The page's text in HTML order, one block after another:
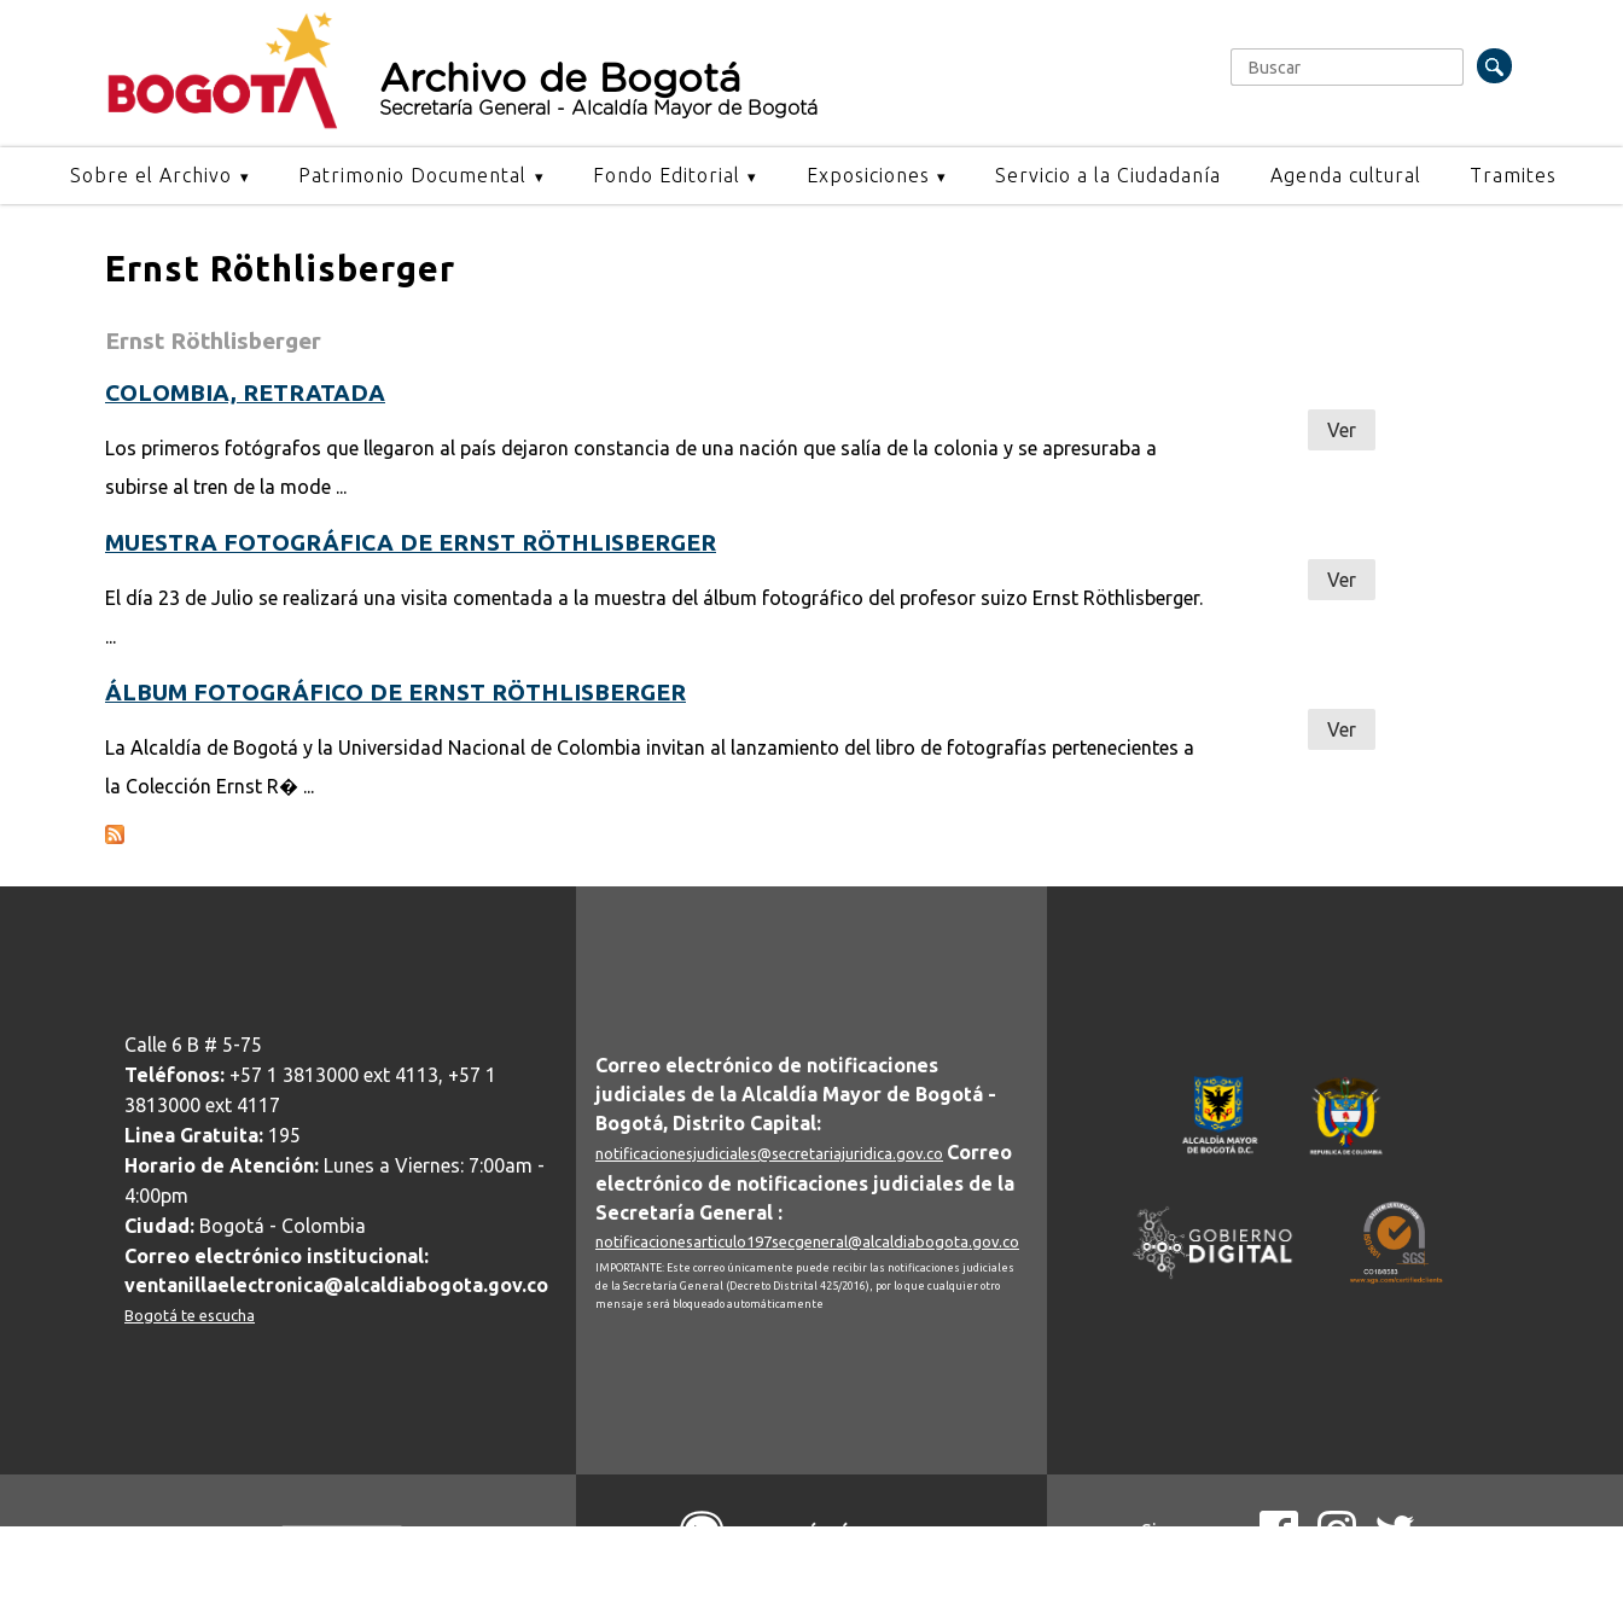
Archivo de Bogotá
Secretaría General - Alcaldía Mayor de Bogotá
Formulario de búsqueda
Buscar
Sobre el Archivo Patrimonio Documental Fondo Editorial Exposiciones Servicio a la Ciudadanía Agenda cultural Tramites
Ernst Röthlisberger
Ernst Röthlisberger
COLOMBIA, RETRATADA
Los primeros fotógrafos que llegaron al país dejaron constancia de una nación que salía de la colonia y se apresuraba a
subirse al tren de la mode ...
Ver
MUESTRA FOTOGRÁFICA DE ERNST RÖTHLISBERGER
El día 23 de Julio se realizará una visita comentada a la muestra del álbum fotográfico del profesor suizo Ernst Röthlisberger.
...
Ver
ÁLBUM FOTOGRÁFICO DE ERNST RÖTHLISBERGER
La Alcaldía de Bogotá y la Universidad Nacional de Colombia invitan al lanzamiento del libro de fotografías pertenecientes a
la Colección Ernst R� ...
Ver
Calle 6 B # 5-75
Teléfonos: +57 1 3813000 ext 4113, +57 1
3813000 ext 4117
Linea Gratuita: 195
Horario de Atención: Lunes a Viernes: 7:00am -
4:00pm
Ciudad: Bogotá - Colombia
Correo electrónico institucional:
ventanillaelectronica@alcaldiabogota.gov.co
Bogotá te escucha
Correo electrónico de notificaciones
judiciales de la Alcaldía Mayor de Bogotá -
Bogotá, Distrito Capital:
notificacionesjudiciales@secretariajuridica.gov.co Correo
electrónico de notificaciones judiciales de la
Secretaría General :
notificacionesarticulo197secgeneral@alcaldiabogota.gov.co
IMPORTANTE: Este correo únicamente puede recibir las notificaciones judiciales
de la Secretaría General (Decreto Distrital 425/2016), por lo que cualquier otro
mensaje será bloqueado automáticamente
Siguenos en: